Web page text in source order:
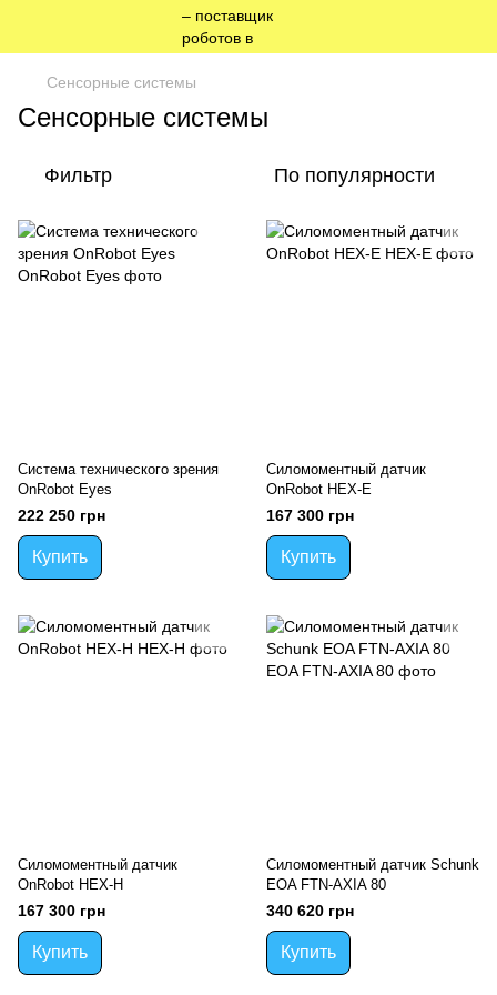
Сенсорные системы
Сенсорные системы
Фильтр По популярности
Система технического зрения
OnRobot Eyes
222 250 грн
Купить
Силомоментный датчик
OnRobot HEX-E
167 300 грн
Купить
Силомоментный датчик
OnRobot HEX-H
167 300 грн
Купить
Силомоментный датчик Schunk
EOA FTN-AXIA 80
340 620 грн
Купить